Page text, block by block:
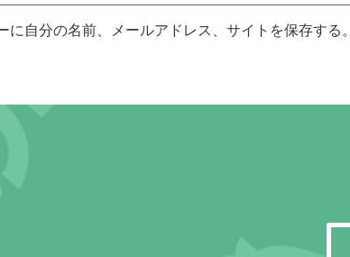
自分の名前、メールアドレス、サイトを保存する。